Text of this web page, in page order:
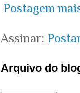
Postagem
Assinar:
Arquivo do